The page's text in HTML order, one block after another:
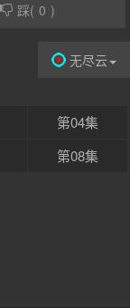
踩( 0 )
无尽云
第04集
第08集